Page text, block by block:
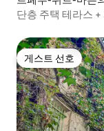
단층 주택 테라스
게스트 선호
게스트 선호